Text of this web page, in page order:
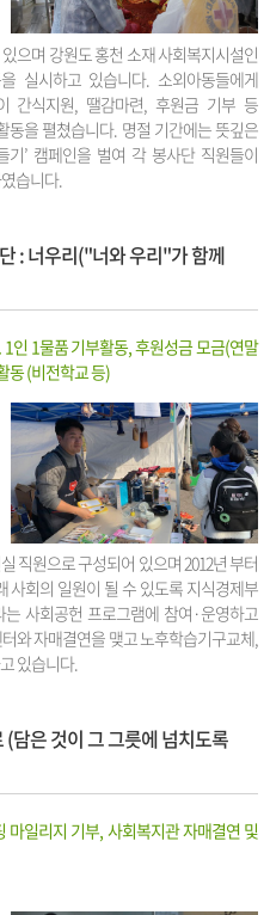
으며 강원도 홍천 소재 사회복지시설인
실시하고 있습니다. 소외아동들에게
간식지원, 땔감마련, 후원금 기부 등
동을 펼쳤습니다. 명절 기간에는 뜻깊은
’ 캠페인을 벌여 각 봉사단 직원들이
습니다.
: 너우리("너와 우리"가 함께
인 1물품 기부활동, 후원성금 모금(연말
동 (비전학교 등)
직원으로 구성되어 있으며 2012년 부터
사회의 일원이 될 수 있도록 지식경제부
사회공헌 프로그램에 참여·운영하고
와 자매결연을 맺고 노후학습기구교체,
있습니다.
담은 것이 그 그릇에 넘치도록
일리지 기부, 사회복지관 자매결연 및